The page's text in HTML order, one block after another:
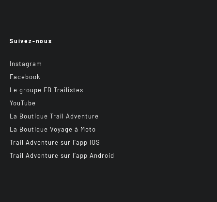
Suivez-nous
Instagram
Facebook
Le groupe FB Trailistes
YouTube
La Boutique Trail Adventure
La Boutique Voyage à Moto
Trail Adventure sur l’app IOS
Trail Adventure sur l’app Android